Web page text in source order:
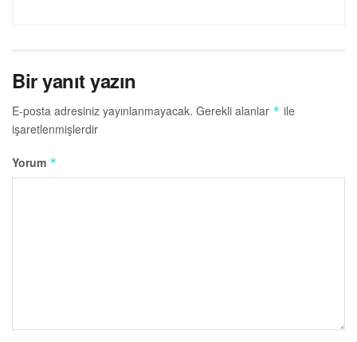
Bir yanıt yazın
E-posta adresiniz yayınlanmayacak. Gerekli alanlar * ile
işaretlenmişlerdir
Yorum *